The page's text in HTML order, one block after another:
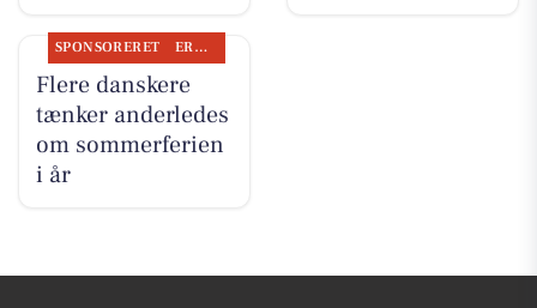
SPONSORERET ERHVERV
Flere danskere
tænker anderledes
om sommerferien
i år